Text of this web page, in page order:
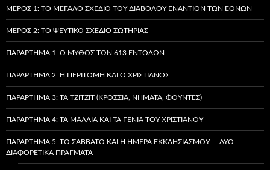
ΜΈΡΟΣ 1: ΤΟ ΜΕΓΆΛΟ ΣΧΈΔΙΟ ΤΟΥ ΔΙΑΒΌΛΟΥ ΕΝΑΝΤΊΟΝ ΤΩΝ ΕΘΝΏΝ
ΜΈΡΟΣ 2: ΤΟ ΨΕΎΤΙΚΟ ΣΧΈΔΙΟ ΣΩΤΗΡΊΑΣ
ΠΑΡΆΡΤΗΜΑ 1: Ο ΜΎΘΟΣ ΤΩΝ 613 ΕΝΤΟΛΏΝ
ΠΑΡΆΡΤΗΜΑ 2: Η ΠΕΡΙΤΟΜΉ ΚΑΙ Ο ΧΡΙΣΤΙΑΝΌΣ
ΠΑΡΆΡΤΗΜΑ 3: ΤΑ TZITZIT (ΚΡΌΣΣΙΑ, ΝΉΜΑΤΑ, ΦΟΎΝΤΕΣ)
ΠΑΡΆΡΤΗΜΑ 4: ΤΑ ΜΑΛΛΙΆ ΚΑΙ ΤΑ ΓΈΝΙΑ ΤΟΥ ΧΡΙΣΤΙΑΝΟΎ
ΠΑΡΆΡΤΗΜΑ 5: ΤΟ ΣΆΒΒΑΤΟ ΚΑΙ Η ΗΜΈΡΑ ΕΚΚΛΗΣΙΑΣΜΟΎ — ΔΎΟ
ΔΙΑΦΟΡΕΤΙΚΆ ΠΡΆΓΜΑΤΑ